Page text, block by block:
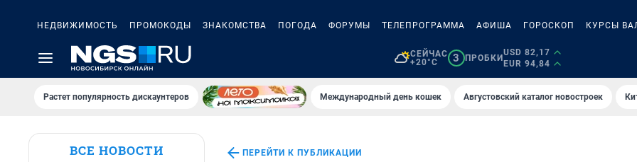
НЕДВИЖИМОСТЬ ПРОМОКОДЫ ЗНАКОМСТВА ПОГОДА ФОРУМЫ ТЕЛЕПРОГРАММА АФИША ГОРОСКОП КУРСЫ
СЕЙЧАС
+20°C
3 ПРОБКИ
USD 82,17
EUR 94,84
Растет популярность дискаунтеров Международный день кошек Августовский каталог новостроек
ВСЕ НОВОСТИ ПЕРЕЙТИ К ПУБЛИКАЦИИ